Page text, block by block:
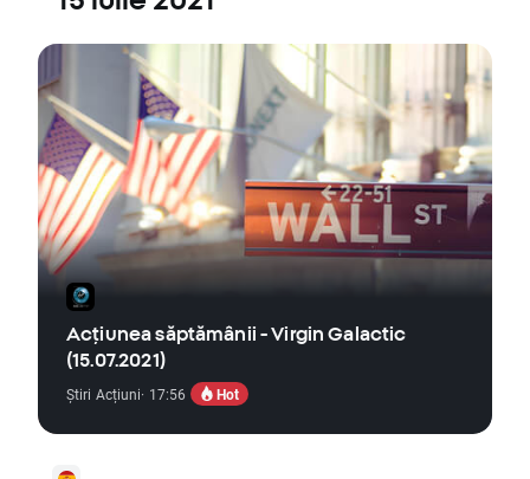
Acțiunea săptămânii - Virgin Galactic
(15.07.2021)
Știri Acțiuni· 17:56 Hot